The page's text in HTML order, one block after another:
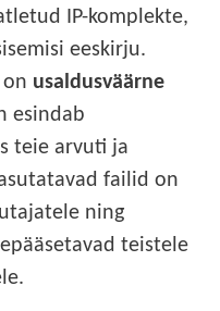
IP-komplekte,
eeskirju.
usaldusväärne
esindab
teie arvuti ja
failid on
ning
teistele